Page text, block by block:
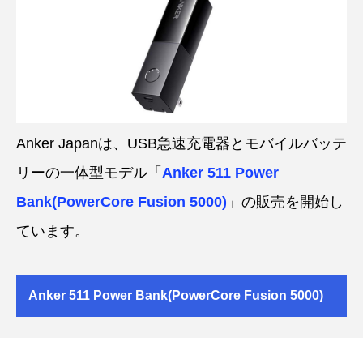
Anker Japanは、USB急速充電器とモバイルバッテ
リーの一体型モデル「 Anker 511 Power
Bank(PowerCore Fusion 5000) 」の販売を開始し
ています。
Anker 511 Power Bank(PowerCore Fusion 5000)